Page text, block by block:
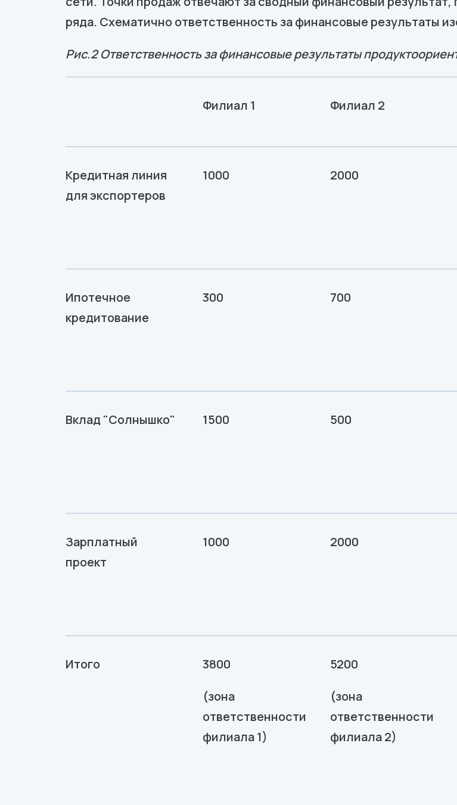
ряда. Схематично ответственность за финансовые результаты
Рис.2 Ответственность за финансовые результаты
Филиал 1 Филиал 2
Кредитная линия
для экспортеров
1000 2000
Ипотечное
кредитование
300 700
Вклад "Солнышко" 1500 500
Зарплатный
проект
1000 2000
Итого
3800
(зона
ответственности
филиала 1)
5200
(зона
ответственности
филиала 2)